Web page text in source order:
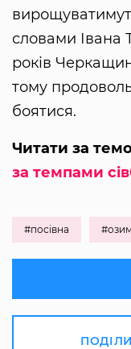
словами Івана
років
тому
боятися.
Читати за
за темпами
#посівна